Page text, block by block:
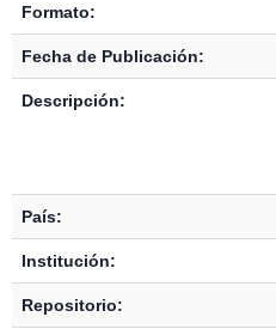
Formato:
Fecha de Publicación:
Descripción:
País:
Institución:
Repositorio: